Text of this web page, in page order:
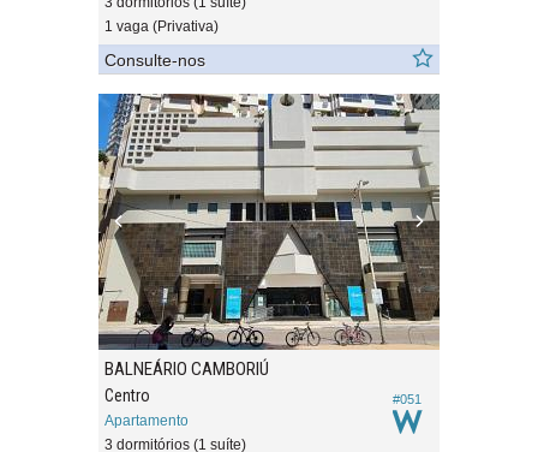
1 vaga (Privativa)
Consulte-nos
#051
BALNEÁRIO CAMBORIÚ
Centro
Apartamento
3 dormitórios (1 suíte)